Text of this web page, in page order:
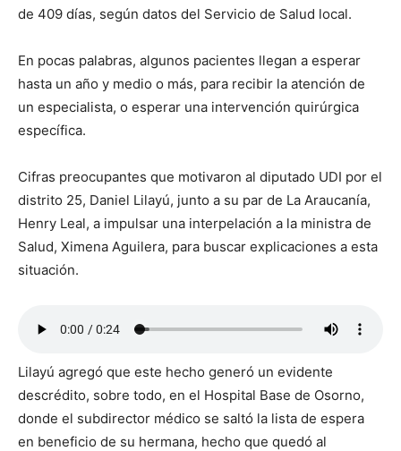
de 409 días, según datos del Servicio de Salud local.
En pocas palabras, algunos pacientes llegan a esperar
hasta un año y medio o más, para recibir la atención de
un especialista, o esperar una intervención quirúrgica
específica.
Cifras preocupantes que motivaron al diputado UDI por el
distrito 25, Daniel Lilayú, junto a su par de La Araucanía,
Henry Leal, a impulsar una interpelación a la ministra de
Salud, Ximena Aguilera, para buscar explicaciones a esta
situación.
Lilayú agregó que este hecho generó un evidente
descrédito, sobre todo, en el Hospital Base de Osorno,
donde el subdirector médico se saltó la lista de espera
en beneficio de su hermana, hecho que quedó al